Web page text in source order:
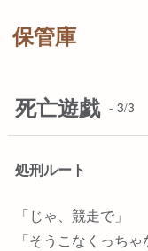
保管庫
死亡遊戯 - 3/3
処刑ルート
「じゃ、競走で」
「そうこなくっち